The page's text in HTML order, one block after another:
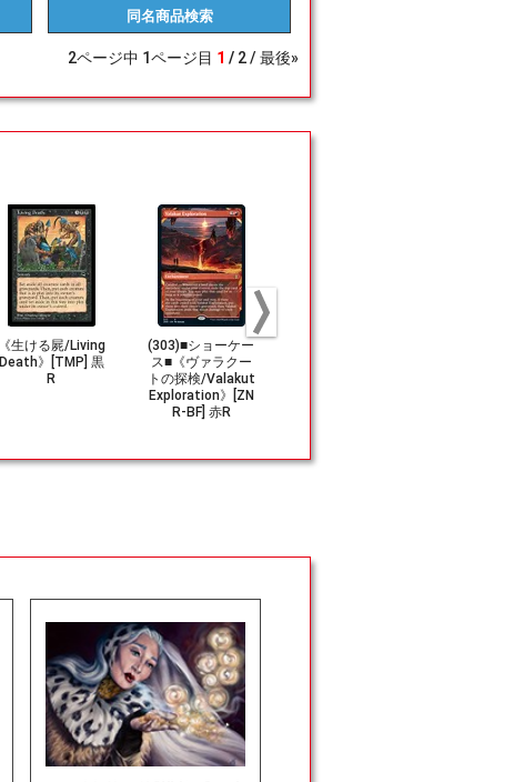
同名商品検索
2ページ中 1ページ目 1 2 最後»
《生ける屍/Living
Death》[TMP] 黒
R
(303)■ショーケー
ス■《ヴァラクー
トの探検/Valakut
Exploration》[ZN
R-BF] 赤R